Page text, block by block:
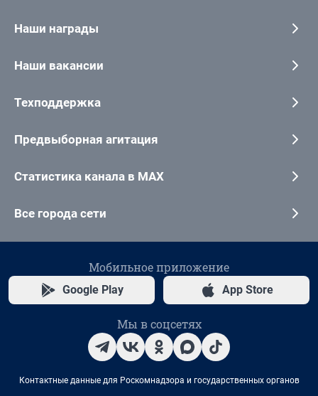
Наши награды
Наши вакансии
Техподдержка
Предвыборная агитация
Статистика канала в MAX
Все города сети
Мобильное приложение
Google Play App Store
Мы в соцсетях
Контактные данные для Роскомнадзора и государственных органов